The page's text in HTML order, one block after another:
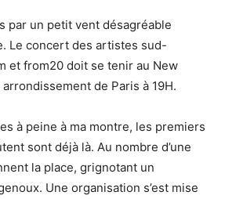
par un petit vent désagréable
Le concert des artistes sud-
et from20 doit se tenir au New
arrondissement de Paris à 19H.
à peine à ma montre, les premiers
sont déjà là. Au nombre d’une
la place, grignotant un
Une organisation s’est mise